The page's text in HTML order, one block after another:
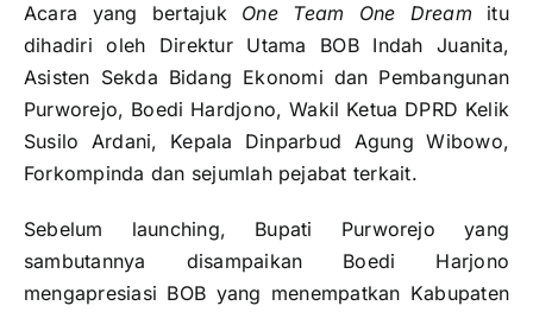
Acara yang bertajuk One Team One Dream itu
dihadiri oleh Direktur Utama BOB Indah Juanita,
Asisten Sekda Bidang Ekonomi dan Pembangunan
Purworejo, Boedi Hardjono, Wakil Ketua DPRD Kelik
Susilo Ardani, Kepala Dinparbud Agung Wibowo,
Forkompinda dan sejumlah pejabat terkait.
Sebelum launching, Bupati Purworejo yang
sambutannya disampaikan Boedi Harjono
mengapresiasi BOB yang menempatkan Kabupaten